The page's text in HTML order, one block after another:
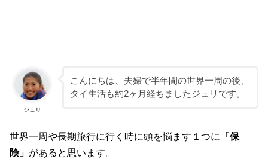
ジュリ
こんにちは、夫婦で半年間の世界一周の後、
タイ生活も約2ヶ月経ちましたジュリです。
世界一周や長期旅行に行く時に頭を悩ます１つに
「保
険」 があると思います。